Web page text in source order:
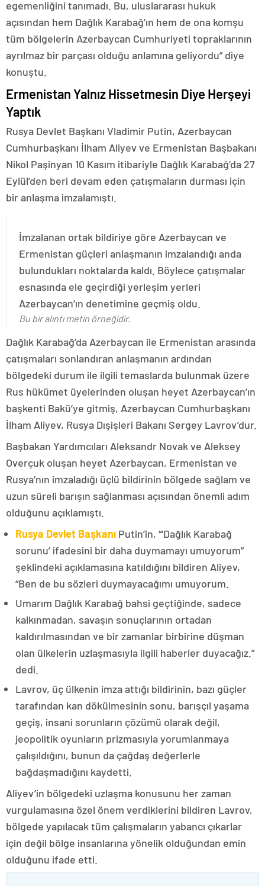
egemenliğini tanımadı. Bu, uluslararası hukuk
açısından hem Dağlık Karabağ’ın hem de ona komşu
tüm bölgelerin Azerbaycan Cumhuriyeti topraklarının
ayrılmaz bir parçası olduğu anlamına geliyordu” diye
konuştu.
Ermenistan Yalnız Hissetmesin Diye Herşeyi
Yaptık
Rusya Devlet Başkanı Vladimir Putin, Azerbaycan
Cumhurbaşkanı İlham Aliyev ve Ermenistan Başbakanı
Nikol Paşinyan 10 Kasım itibariyle Dağlık Karabağ’da 27
Eylül’den beri devam eden çatışmaların durması için
bir anlaşma imzalamıştı.
İmzalanan ortak bildiriye göre Azerbaycan ve
Ermenistan güçleri anlaşmanın imzalandığı anda
bulundukları noktalarda kaldı. Böylece çatışmalar
esnasında ele geçirdiği yerleşim yerleri
Azerbaycan’ın denetimine geçmiş oldu.
Bu bir alıntı metin örneğidir.
Dağlık Karabağ’da Azerbaycan ile Ermenistan arasında
çatışmaları sonlandıran anlaşmanın ardından
bölgedeki durum ile ilgili temaslarda bulunmak üzere
Rus hükümet üyelerinden oluşan heyet Azerbaycan’ın
başkenti Bakü’ye gitmiş, Azerbaycan Cumhurbaşkanı
İlham Aliyev, Rusya Dışişleri Bakanı Sergey Lavrov’dur.
Başbakan Yardımcıları Aleksandr Novak ve Aleksey
Overçuk oluşan heyet Azerbaycan, Ermenistan ve
Rusya’nın imzaladığı üçlü bildirinin bölgede sağlam ve
uzun süreli barışın sağlanması açısından önemli adım
olduğunu açıklamıştı.
Rusya Devlet Başkanı Putin’in, “‘Dağlık Karabağ
sorunu’ ifadesini bir daha duymamayı umuyorum”
şeklindeki açıklamasına katıldığını bildiren Aliyev,
“Ben de bu sözleri duymayacağımı umuyorum.
Umarım Dağlık Karabağ bahsi geçtiğinde, sadece
kalkınmadan, savaşın sonuçlarının ortadan
kaldırılmasından ve bir zamanlar birbirine düşman
olan ülkelerin uzlaşmasıyla ilgili haberler duyacağız.”
dedi.
Lavrov, üç ülkenin imza attığı bildirinin, bazı güçler
tarafından kan dökülmesinin sonu, barışçıl yaşama
geçiş, insani sorunların çözümü olarak değil,
jeopolitik oyunların prizmasıyla yorumlanmaya
çalışıldığını, bunun da çağdaş değerlerle
bağdaşmadığını kaydetti.
Aliyev’in bölgedeki uzlaşma konusunu her zaman
vurgulamasına özel önem verdiklerini bildiren Lavrov,
bölgede yapılacak tüm çalışmaların yabancı çıkarlar
için değil bölge insanlarına yönelik olduğundan emin
olduğunu ifade etti.